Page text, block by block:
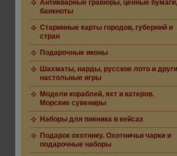
Антикварные гравюры, ценные бумаги,
банкноты
Старинные карты городов, губерний и
стран
Подарочные иконы
Шахматы, нарды, русское лото и
настольные игры
Модели кораблей, яхт и катеров.
Морские сувениры
Наборы для пикника в кейсах
Подарок охотнику. Охотничьи чарки и
подарочные наборы